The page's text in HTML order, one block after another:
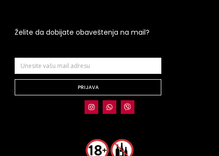
Želite da dobijate obaveštenja na mail?
PRIJAVA